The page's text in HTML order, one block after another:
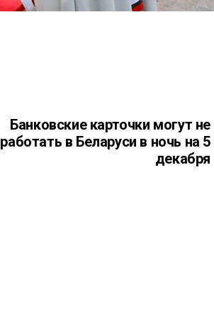
Банковские карточки могут не
работать в Беларуси в ночь на 5
декабря